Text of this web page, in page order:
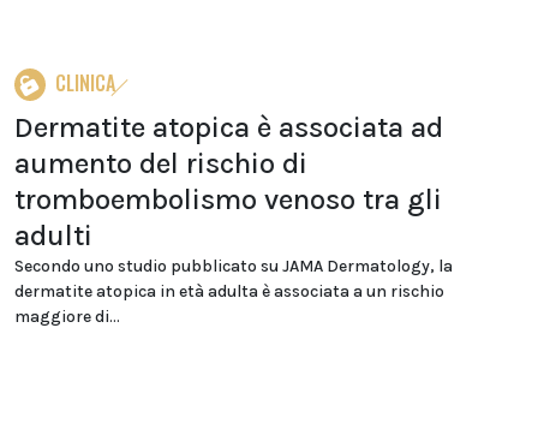
CLINICA
Dermatite atopica è associata ad
aumento del rischio di
tromboembolismo venoso tra gli
adulti
Secondo uno studio pubblicato su JAMA Dermatology, la
dermatite atopica in età adulta è associata a un rischio
maggiore di...